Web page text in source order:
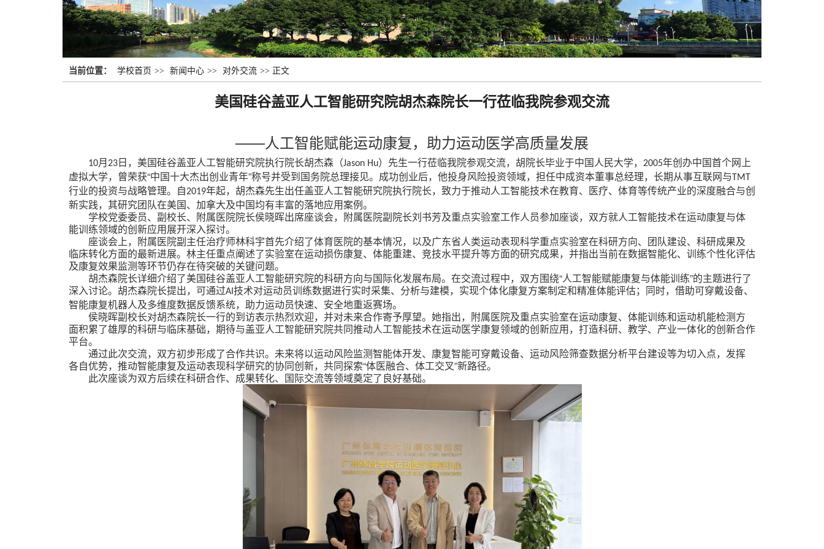
当前位置： 学校首页 >> 新闻中心 >> 对外交流 >> 正文
美国硅谷盖亚人工智能研究院胡杰森院长一行莅临我院参观交流
——人工智能赋能运动康复，助力运动医学高质量发展
10月23日，美国硅谷盖亚人工智能研究院执行院长胡杰森（Jason Hu）先生一行莅临我院参观交流，胡院长毕业于中国人民大学， 2005年创办中国首个网上
虚拟大学，曾荣获“中国十大杰出创业青年”称号并受到国务院总理接见。成功创业后，他投身风险投资领域，担任中成资本董事总经理，长期从事互联网与TMT
行业的投资与战略管理。自2019年起，胡杰森先生出任盖亚人工智能研究院执行院长，致力于推动人工智能技术在教育、医疗、体育等传统产业的深度融合与创
新实践，其研究团队在美国、加拿大及中国均有丰富的落地应用案例。
学校党委委员、副校长、附属医院院长侯晓晖出席座谈会，附属医院副院长刘书芳及重点实验室工作人员参加座谈， 双方就人工智能技术在运动康复与体
能训练领域的创新应用展开深入探讨。
座谈会上，附属医院副主任治疗师林科宇首先介绍了体育医院的基本情况，以及广东省人类运动表现科学重点实验室在科研方向、团队建设、科研成果及
临床转化方面的最新进展。林主任重点阐述了实验室在运动损伤康复、体能重建、竞技水平提升等方面的研究成果，并指出当前在数据智能化、训练个性化评估
及康复效果监测等环节仍存在待突破的关键问题。
胡杰森院长详细介绍了美国硅谷盖亚人工智能研究院的科研方向与国际化发展布局。在交流过程中，双方围绕“人工智能赋能康复与体能训练”的主题进行了
深入讨论。胡杰森院长提出，可通过AI 技术对运动员训练数据进行实时采集、分析与建模，实现个体化康复方案制定和精准体能评估；同时，借助可穿戴设备、
智能康复机器人及多维度数据反馈系统，助力运动员快速、安全地重返赛场。
侯晓晖副校长对胡杰森院长一行的到访表示热烈欢迎，并对未来合作寄予厚望。她指出，附属医院及重点实验室在运动康复、体能训练和运动机能检测方
面积累了雄厚的科研与临床基础，期待与盖亚人工智能研究院共同推动人工智能技术在运动医学康复领域的创新应用，打造科研、教学、产业一体化的创新合作
平台。
通过此次交流，双方初步形成了合作共识。未来将以运动风险监测智能体开发、康复智能可穿戴设备、运动风险筛查数据分析平台建设等为切入点，发挥
各自优势，推动智能康复及运动表现科学研究的协同创新，共同探索“体医融合、体工交叉”新路径。
此次座谈为双方后续在科研合作、成果转化、国际交流等领域奠定了良好基础。